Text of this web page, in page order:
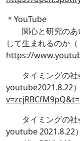
＊YouTube
関心と研究のあ
して生まれるのか
https://
タイミングの社
youtube2021.8.22）
タイミングの社
youtube 2021.8.22）